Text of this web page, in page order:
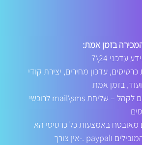
בזמן אמת:
עדכני 24\7
עדכון מחירים, יצירת קודי
בזמן אמת
עדכונים לקהל – שליחת mail\sms לרוכשי
מאובטח באמצעות כל כרטיסי הא
שראי המובילים וpaypal .-אין צורך